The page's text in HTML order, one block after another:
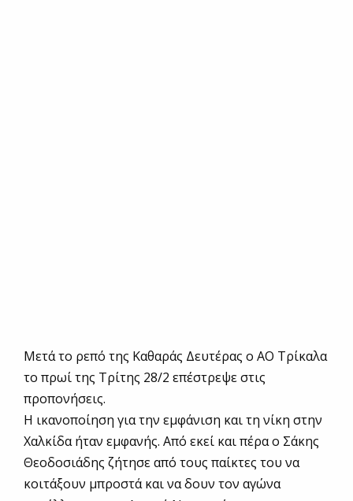
Μετά το ρεπό της Καθαράς Δευτέρας ο ΑΟ Τρίκαλα
το πρωί της Τρίτης 28/2 επέστρεψε στις
προπονήσεις.
Η ικανοποίηση για την εμφάνιση και τη νίκη στην
Χαλκίδα ήταν εμφανής. Από εκεί και πέρα ο Σάκης
Θεοδοσιάδης ζήτησε από τους παίκτες του να
κοιτάξουν μπροστά και να δουν τον αγώνα